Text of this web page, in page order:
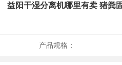
益阳干湿分离机哪里有卖 猪粪
产品规格：